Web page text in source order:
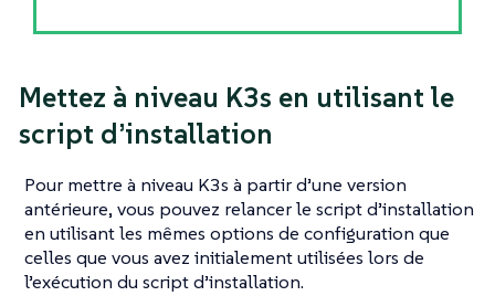
Mettez à niveau K3s en utilisant le
script d’installation
Pour mettre à niveau K3s à partir d’une version
antérieure, vous pouvez relancer le script d’installation
en utilisant les mêmes options de configuration que
celles que vous avez initialement utilisées lors de
l’exécution du script d’installation.